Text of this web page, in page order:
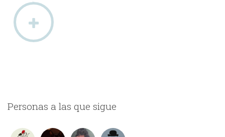
Personas a las que sigue